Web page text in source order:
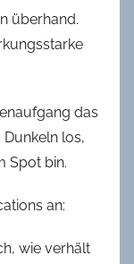
überhand.
das
los,
Spot bin.
an:
wie verhält